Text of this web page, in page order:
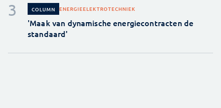
COLUMN ENERGIEELEKTROTECHNIEK
'Maak van dynamische energiecontracten de
standaard'